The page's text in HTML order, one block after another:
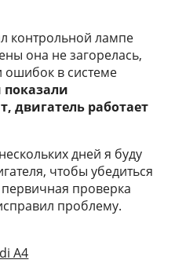
контрольной лампе
она не загорелась,
ошибок в системе
показали
двигатель работает
дней я буду
чтобы убедиться
проверка
проблему.
A4